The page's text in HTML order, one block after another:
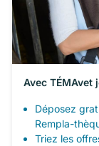
Avec TÉMAvet
Déposez
Rempla-
Triez les